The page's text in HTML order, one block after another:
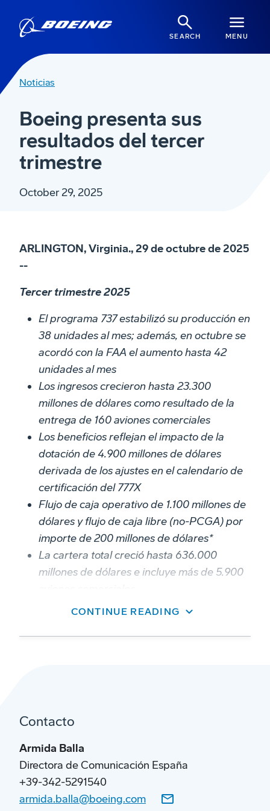
SEARCH MENU
Noticias
Boeing presenta sus
resultados del tercer
trimestre
October 29, 2025
ARLINGTON, Virginia., 29 de octubre de 2025
--
Tercer trimestre 2025
El programa 737 estabilizó su producción en
38 unidades al mes; además, en octubre se
acordó con la FAA el aumento hasta 42
unidades al mes
Los ingresos crecieron hasta 23.300
millones de dólares como resultado de la
entrega de 160 aviones comerciales
Los beneficios reflejan el impacto de la
dotación de 4.900 millones de dólares
derivada de los ajustes en el calendario de
certificación del 777X
Flujo de caja operativo de 1.100 millones de
dólares y flujo de caja libre (no-PCGA) por
importe de 200 millones de dólares*
La cartera total creció hasta 636.000
millones de dólares e incluye más de 5.900
*Medida no conforme con los PCGA.
CONTINUE READING
Contacto
Armida Balla
Directora de Comunicación España
+39-342-5291540
armida.balla@boeing.com